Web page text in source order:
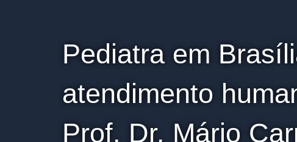
Pediatra em
atendimento
Prof. Dr. Mário